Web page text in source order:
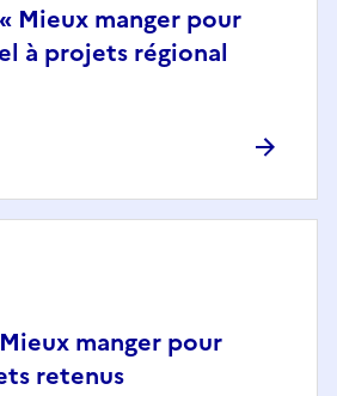
Mieux manger pour
à projets régional
manger pour
retenus